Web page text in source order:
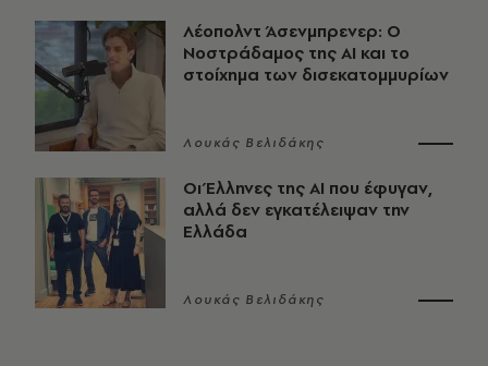
Λέοπολντ Άσενμπρενερ: Ο
Νοστράδαμος της AI και το
στοίχημα των δισεκατομμυρίων
Λουκάς Βελιδάκης
Οι Έλληνες της ΑΙ που έφυγαν,
αλλά δεν εγκατέλειψαν την
Ελλάδα
Λουκάς Βελιδάκης